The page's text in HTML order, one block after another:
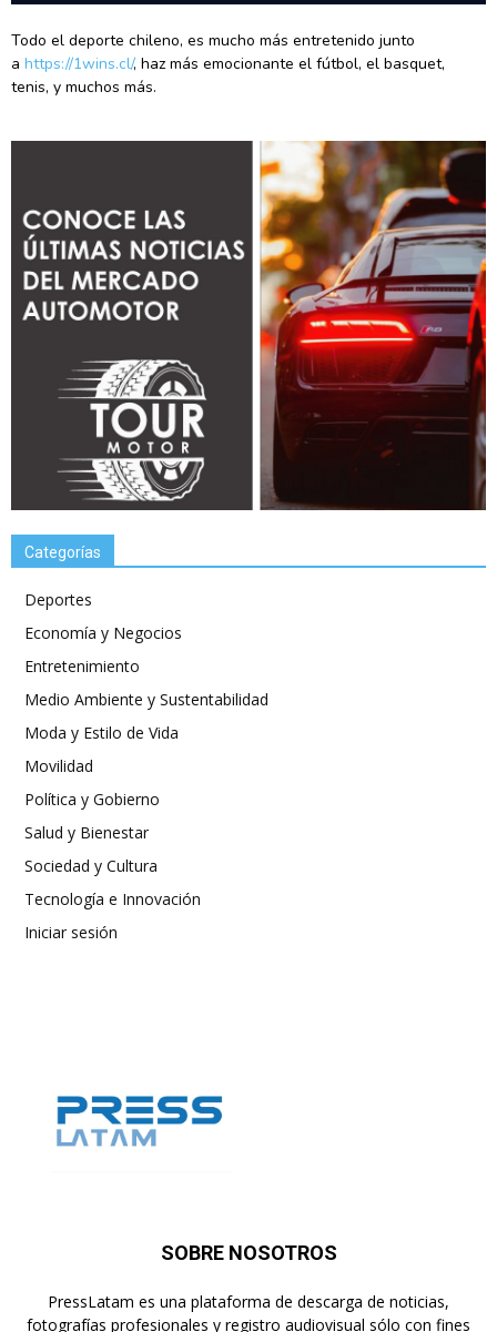
Todo el deporte chileno, es mucho más entretenido junto
a https://1wins.cl/, haz más emocionante el fútbol, el basquet,
tenis, y muchos más.
Categorías
Deportes
Economía y Negocios
Entretenimiento
Medio Ambiente y Sustentabilidad
Moda y Estilo de Vida
Movilidad
Política y Gobierno
Salud y Bienestar
Sociedad y Cultura
Tecnología e Innovación
Iniciar sesión
SOBRE NOSOTROS
PressLatam es una plataforma de descarga de noticias,
fotografías profesionales y registro audiovisual sólo con fines